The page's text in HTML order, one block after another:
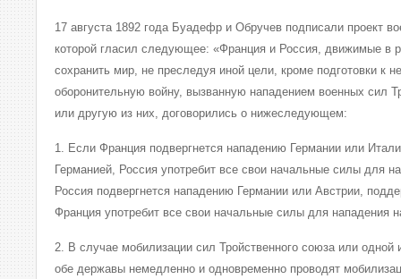
17 августа 1892 года Буадефр и Обручев подписали проект
которой гласил следующее: «Франция и Россия, движимые в
сохранить мир, не преследуя иной цели, кроме подготовки к
оборонительную войну, вызванную нападением военных сил
или другую из них, договорились о нижеследующем:
1. Если Франция подвергнется нападению Германии или
Германией, Россия употребит все свои начальные силы для
Россия подвергнется нападению Германии или Австрии,
Франция употребит все свои начальные силы для нападения
2. В случае мобилизации сил Тройственного союза или одной
обе державы немедленно и одновременно проводят